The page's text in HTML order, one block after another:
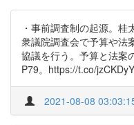
・事前調査制の起源。
衆議院調査会で予算や法
協議を行う。予算と法案
P79。https://t.co/
2021-08-08